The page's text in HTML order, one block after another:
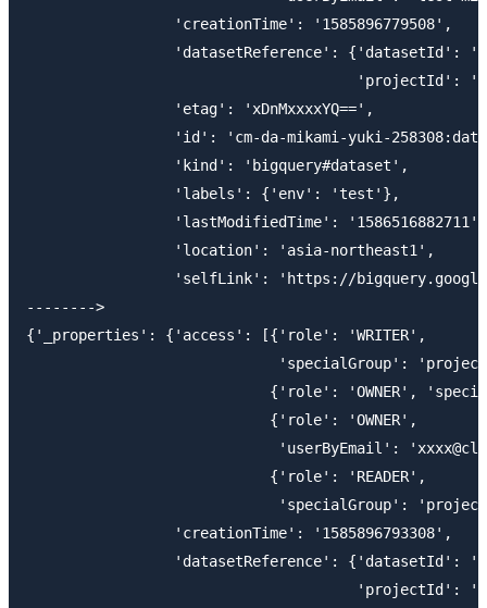
                 'creationTime': '1585896779508',
'datasetReference': {'datasetId':
'projectId':
                 'etag': 'xDnMxxxxYQ==',
'id': 'cm-da-mikami-yuki-
                 'kind': 'bigquery#dataset',
                 'labels': {'env': 'test'},
                 'lastModifiedTime': '1586516882711',
                 'location': 'asia-northeast1',
'selfLink': 'https://
-------->
{'_properties': {'access': [{'role': 'WRITER',
'specialGroup':
{'role': 'OWNER',
                            {'role': 'OWNER',
'userByEmail':
                            {'role': 'READER',
'specialGroup':
                 'creationTime': '1585896793308',
'datasetReference': {'datasetId':
'projectId':